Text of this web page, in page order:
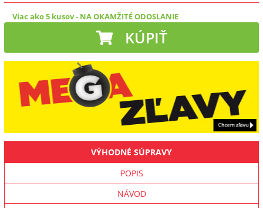
Viac ako 5 kusov- NA OKAMŽITÉ ODOSLANIE
KÚPIŤ
VÝHODNÉ SÚPRAVY
POPIS
NÁVOD